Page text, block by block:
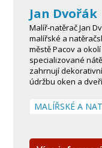
Jan Dvořák
Malíř‑natěrač Jan
malířské a
městě Pacov a
specializované
zahrnují
údržbu oken a
MALÍŘSKÉ A